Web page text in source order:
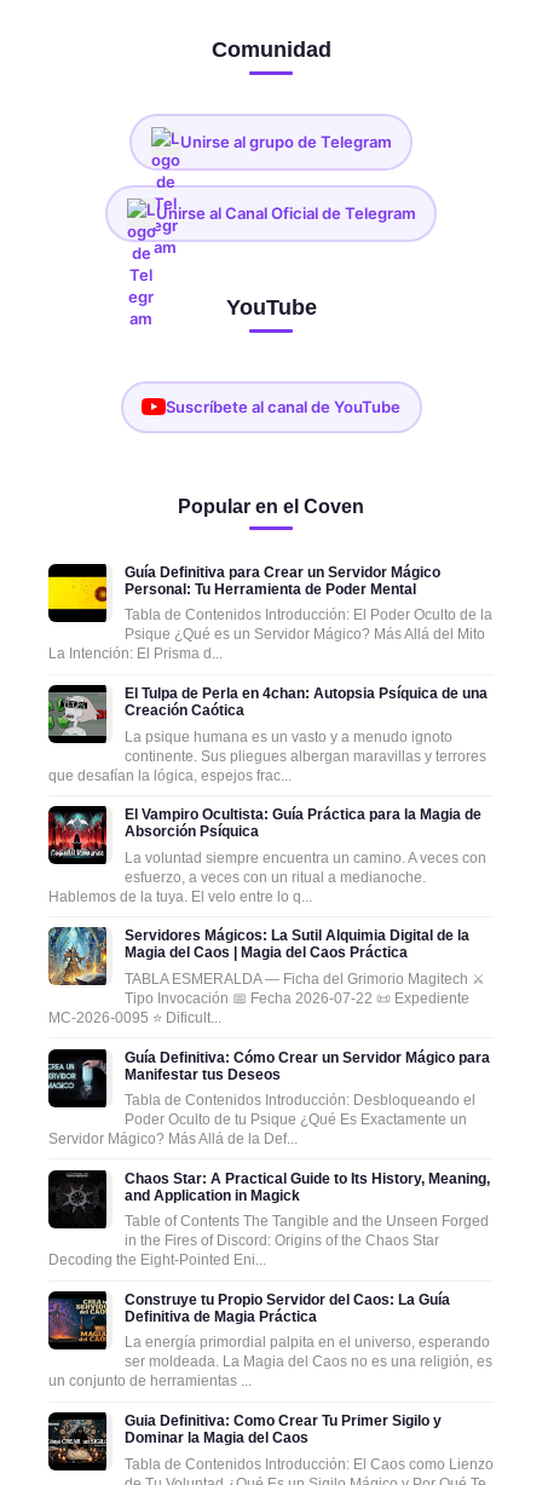
Comunidad
Unirse al grupo de Telegram
Unirse al Canal Oficial de Telegram
YouTube
Suscríbete al canal de YouTube
Popular en el Coven
Guía Definitiva para Crear un Servidor Mágico
Personal: Tu Herramienta de Poder Mental
Tabla de Contenidos Introducción: El Poder Oculto de la
Psique ¿Qué es un Servidor Mágico? Más Allá del Mito
La Intención: El Prisma d...
El Tulpa de Perla en 4chan: Autopsia Psíquica de una
Creación Caótica
La psique humana es un vasto y a menudo ignoto
continente. Sus pliegues albergan maravillas y terrores
que desafían la lógica, espejos frac...
El Vampiro Ocultista: Guía Práctica para la Magia de
Absorción Psíquica
La voluntad siempre encuentra un camino. A veces con
esfuerzo, a veces con un ritual a medianoche.
Hablemos de la tuya. El velo entre lo q...
Servidores Mágicos: La Sutil Alquimia Digital de la
Magia del Caos | Magia del Caos Práctica
TABLA ESMERALDA — Ficha del Grimorio Magitech ⚔️
Tipo Invocación 📅 Fecha 2026-07-22 📜 Expediente
MC-2026-0095 ⭐ Dificult...
Guía Definitiva: Cómo Crear un Servidor Mágico para
Manifestar tus Deseos
Tabla de Contenidos Introducción: Desbloqueando el
Poder Oculto de tu Psique ¿Qué Es Exactamente un
Servidor Mágico? Más Allá de la Def...
Chaos Star: A Practical Guide to Its History, Meaning,
and Application in Magick
Table of Contents The Tangible and the Unseen Forged
in the Fires of Discord: Origins of the Chaos Star
Decoding the Eight-Pointed Eni...
Construye tu Propio Servidor del Caos: La Guía
Definitiva de Magia Práctica
La energía primordial palpita en el universo, esperando
ser moldeada. La Magia del Caos no es una religión, es
un conjunto de herramientas ...
Guia Definitiva: Como Crear Tu Primer Sigilo y
Dominar la Magia del Caos
Tabla de Contenidos Introducción: El Caos como Lienzo